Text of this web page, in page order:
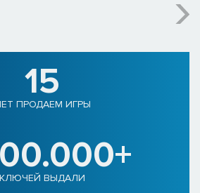
15
ПРОДАЕМ ИГРЫ
КЛЮЧЕЙ ВЫДАЛИ